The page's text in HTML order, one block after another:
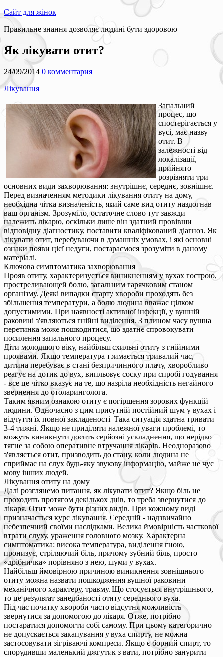
Сайт для жінок
Правильне знання дозволяє людині бути здоровою
Як лікувати отит?
24/09/2014 0 комментария
Лікування
Запальний
процес, що
спостерігається у
вусі, має назву
отит. В
залежності від
локалізації,
прийнято
розрізняти три
основних види захворювання: внутрішнє, середнє, зовнішнє.
Перед визначенням методики лікування отиту на дому,
необхідна чітка визначеність, який саме вид отиту наздогнав
ваш організм. Зрозуміло, остаточне слово тут завжди
належить лікарю, оскільки лише він здатний провівши
відповідну діагностику, поставити кваліфікований діагноз. Як
лікувати отит, перебуваючи в домашніх умовах, і які основні
ознаки появи цієї недуги, постараємося зрозуміти в даному
матеріалі.
Ключова симптоматика захворювання
Прояв отиту, характеризується виникненням у вухах гострою,
простреливающей болю, загальним гарячковим станом
організму. Деякі випадки старту хвороби проходять без
збільшення температури, а болю людина вважає цілком
допустимими. При наявності активної інфекції, у вушній
раковині з'являються гнійні виділення. З плином часу вушна
перетинка може пошкодитися, що здатне спровокувати
посилення запального процесу.
Діти молодшого віку, найбільш схильні отиту з гнійними
проявами. Якщо температура тримається тривалий час,
дитина перебуває в стані безпричинного плачу, хворобливо
реагує на дотик до вух, випльовує соску при спробі годування
- все це чітко вказує на те, що назріла необхідність негайного
звернення до отоларинголога.
Таким явним ознакою отиту є погіршення зорових функцій
людини. Одночасно з цим присутній постійний шум у вухах і
відчуття їх повної закладеності. Така ситуація здатна тривати
3-4 тижні. Якщо не приділяти належної уваги проблемі, то
можуть виникнути досить серйозні ускладнення, що нерідко
тягне за собою оперативне втручання лікарів. Неодноразово
з'являється отит, призводить до стану, коли людина не
сприймає на слух будь-яку звукову інформацію, майже не чує
мову інших людей.
Лікування отиту на дому
Далі розглянемо питання, як лікувати отит? Якщо біль не
проходить протягом декількох днів, то треба звернутися до
лікаря. Отит може бути різних видів. При кожному виді
призначається курс лікування. Середній - надзвичайно
небезпечний своїми наслідками. Велика ймовірність часткової
втрати слуху, ураження головного мозку. Характерна
симптоматика: висока температура, виділення гною,
пронизує, стріляючий біль, причому зубний біль, просто
«дрібничка» порівняно з нею, шуми у вухах.
Найбільш ймовірною причиною виникнення зовнішнього
отиту можна назвати пошкодження вушної раковини
механічного характеру, травму. Що стосується внутрішнього,
то це результат занедбаності отиту середнього вуха.
Під час початку хвороби часто відсутня можливість
звернутися за допомогою до лікаря. Отже, потрібно
постаратися допомогти собі самому. При цьому категорично
не допускається закапування у вуха спирту, не можна
застосовувати зігріваючі компреси. Якщо є борний спирт, то
спорудивши маленький джгутик з вати, потрібно занурити